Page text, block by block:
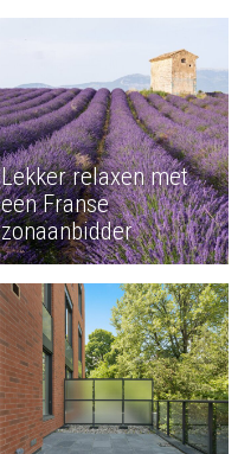
Lekker relaxen met
een Franse
zonaanbidder